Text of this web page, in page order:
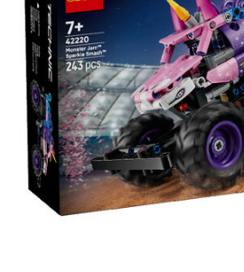
手工藝,文具,蠟筆,泥膠,畫板
娃娃, 芭比,收藏公仔
電子玩具
遊戲及拼圖系列
Play-Doh培樂多
Pokemon寶可夢
playpop
LEGO樂高
12~14歳
14歳以上